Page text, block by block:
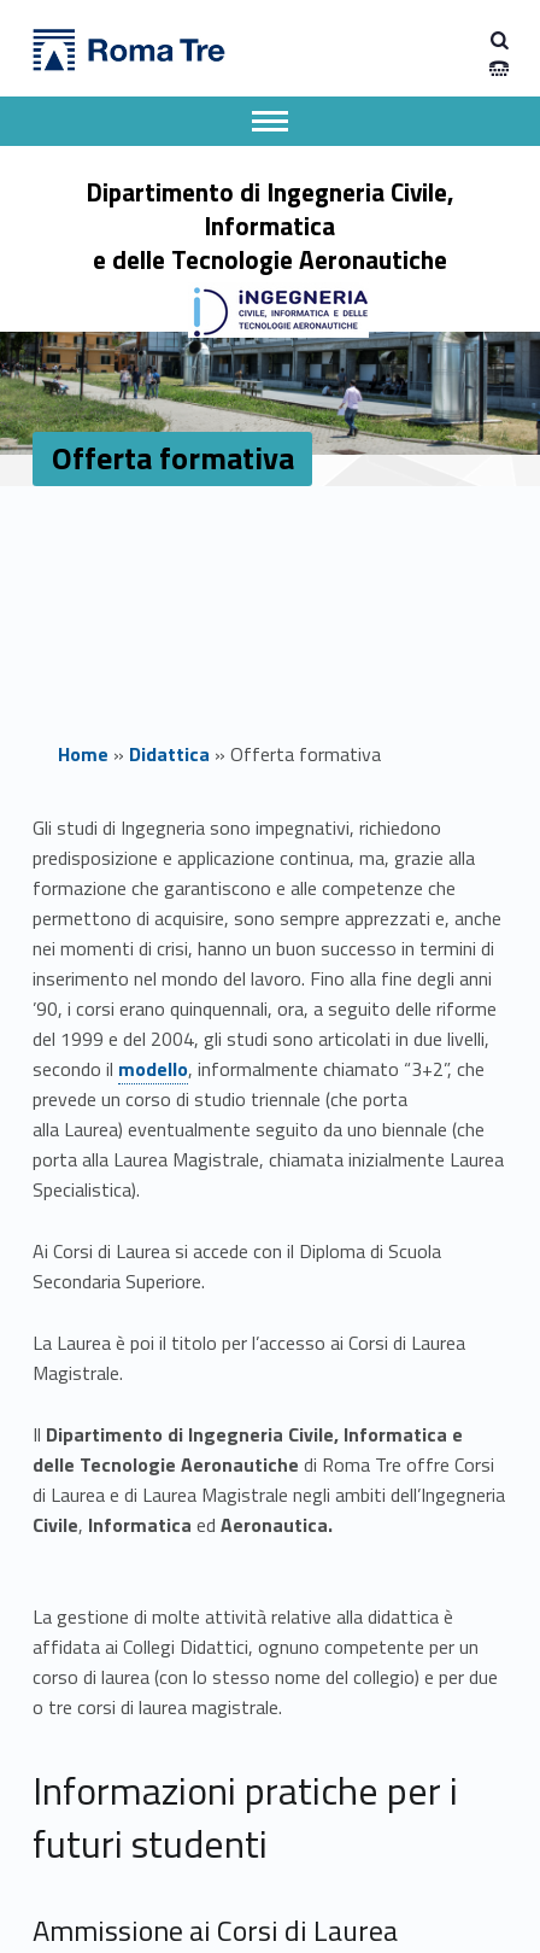
Offerta formativa - Dipartimento di Ingegneria Civile, Informatica e delle Tecnologie Aeronautiche
Dipartimento di Ingegneria Civile,
Informatica
e delle Tecnologie Aeronautiche
Apri il menu secondario
Header info sidebar
Offerta formativa
Home » Didattica » Offerta formativa
O
f
f
e
r
t
a
f
r
m
a
t
i
v
Gli studi di Ingegneria sono impegnativi, richiedono
predisposizione e applicazione continua, ma, grazie alla
formazione che garantiscono e alle competenze che
permettono di acquisire, sono sempre apprezzati e, anche
nei momenti di crisi, hanno un buon successo in termini di
inserimento nel mondo del lavoro. Fino alla fine degli anni
’90, i corsi erano quinquennali, ora, a seguito delle riforme
del 1999 e del 2004, gli studi sono articolati in due livelli,
secondo il modello, informalmente chiamato “3+2”, che
prevede un corso di studio triennale (che porta
alla Laurea) eventualmente seguito da uno biennale (che
porta alla Laurea Magistrale, chiamata inizialmente Laurea
Specialistica).
Ai Corsi di Laurea si accede con il Diploma di Scuola
Secondaria Superiore.
La Laurea è poi il titolo per l’accesso ai Corsi di Laurea
Magistrale.
Il Dipartimento di Ingegneria Civile, Informatica e
delle Tecnologie Aeronautiche di Roma Tre offre Corsi
di Laurea e di Laurea Magistrale negli ambiti dell’Ingegneria
Civile, Informatica ed Aeronautica.
La gestione di molte attività relative alla didattica è
affidata ai Collegi Didattici, ognuno competente per un
corso di laurea (con lo stesso nome del collegio) e per due
o tre corsi di laurea magistrale.
Informazioni pratiche per i
futuri studenti
Ammissione ai Corsi di Laurea